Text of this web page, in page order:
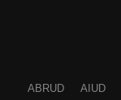
ABRUD AIUD